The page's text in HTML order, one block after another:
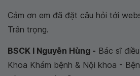
Cảm ơn em đã đặt câu hỏi tới
Trân trọng.
BSCK I Nguyễn Hùng - Bác sĩ
Khoa Khám bệnh & Nội khoa -